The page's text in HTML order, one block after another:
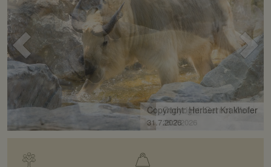
Voriges
Bild Bild
Copyright: Gernot Weiler
26.7.2026